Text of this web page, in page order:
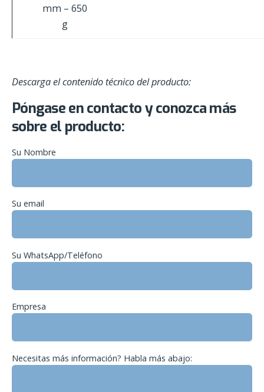
mm – 650
g
Descarga el contenido técnico del producto:
Póngase en contacto y conozca más
sobre el producto:
Su Nombre
Su email
Su WhatsApp/Teléfono
Empresa
Necesitas más información? Habla más abajo: